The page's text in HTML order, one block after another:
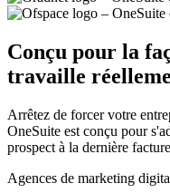
Conçu pour la
travaille
Arrêtez de forcer votre
OneSuite est conçu pour
prospect à la dernière
Agences de marketing